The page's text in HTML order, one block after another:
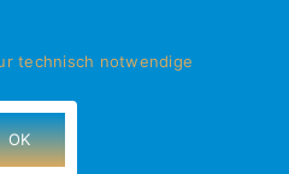
Donautal Bad Abbach e.V.
Bad Abbach
FacebookInstagram
technisch notwendige
OK